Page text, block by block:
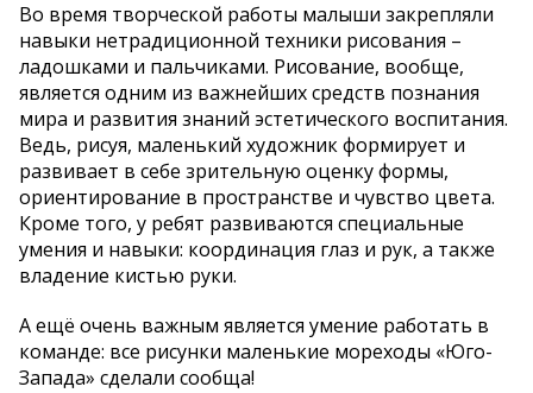
Во время творческой работы малыши закрепляли
навыки нетрадиционной техники рисования –
ладошками и пальчиками. Рисование, вообще,
является одним из важнейших средств познания
мира и развития знаний эстетического воспитания.
Ведь, рисуя, маленький художник формирует и
развивает в себе зрительную оценку формы,
ориентирование в пространстве и чувство цвета.
Кроме того, у ребят развиваются специальные
умения и навыки: координация глаз и рук, а также
владение кистью руки.
А ещё очень важным является умение работать в
команде: все рисунки маленькие мореходы «Юго-
Запада» сделали сообща!